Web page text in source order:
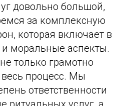
довольно большой,
за комплексную
которая включает в
моральные аспекты.
только грамотно
весь процесс. Мы
ответственности